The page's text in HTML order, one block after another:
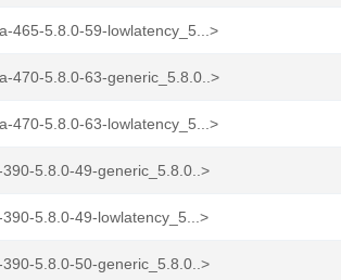
465-5.8.0-59-lowlatency_5...>
470-5.8.0-63-generic_5.8.0..>
470-5.8.0-63-lowlatency_5...>
5.8.0-49-generic_5.8.0..>
5.8.0-49-lowlatency_5...>
5.8.0-50-generic_5.8.0..>